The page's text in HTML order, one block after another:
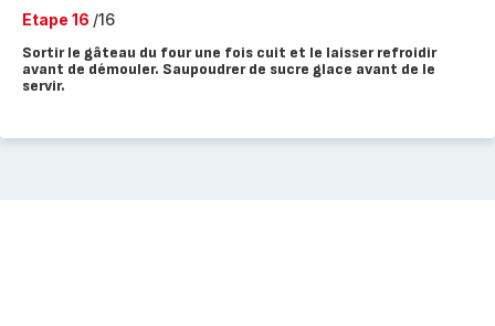
Etape 16 /16
Sortir le gâteau du four une fois cuit et le laisser refroidir
avant de démouler. Saupoudrer de sucre glace avant de le
servir.